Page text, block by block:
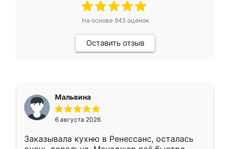
На основе 945оценок
Оставить отзыв
Мальвина
6 августа 2026
Заказывала кухню в Ренессанс, осталась